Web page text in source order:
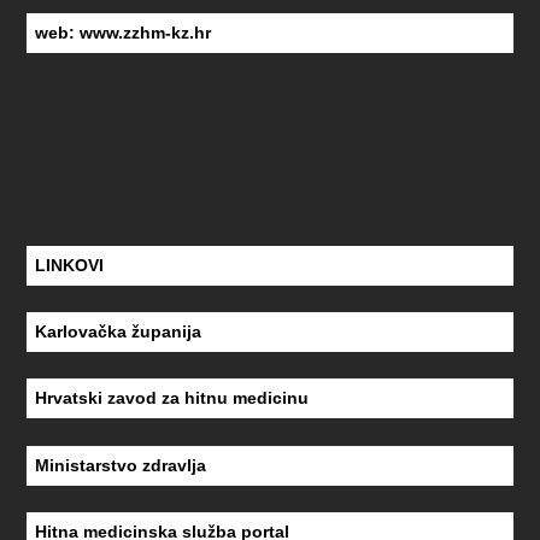
web:www.zzhm-kz.hr
LINKOVI
Karlovačka županija
Hrvatski zavod za hitnu medicinu
Ministarstvo zdravlja
Hitna medicinska služba portal